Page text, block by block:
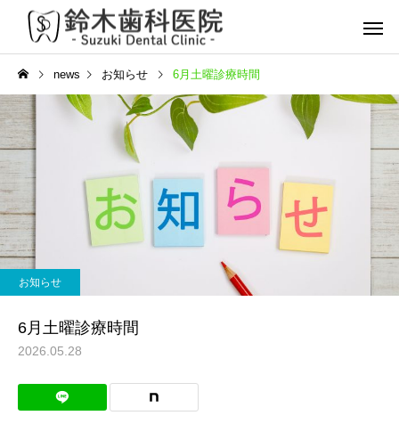
予防歯科
マイオブレース
news お知らせ 6月土曜診療時間
お知らせ
6月土曜診療時間
2026.05.28